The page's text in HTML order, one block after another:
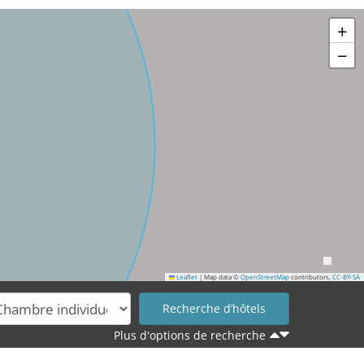
+
−
Leaflet | Map data © OpenStreetMap contributors, CC-BY-SA
Plus d'options de recherche